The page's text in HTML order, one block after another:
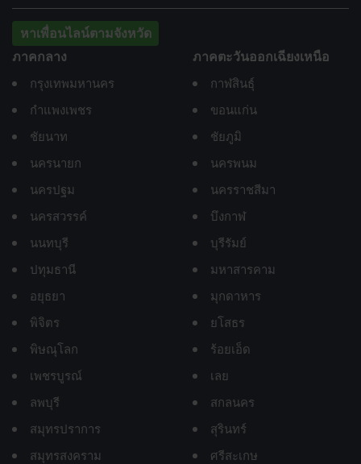
หาเพื่อนไลน์ตามจังหวัด
ภาคกลาง
กรุงเทพมหานคร
กำแพงเพชร
ชัยนาท
นครนายก
นครปฐม
นครสวรรค์
นนทบุรี
ปทุมธานี
อยุธยา
พิจิตร
พิษณุโลก
เพชรบูรณ์
ลพบุรี
สมุทรปราการ
สมุทรสงคราม
ภาคตะวันออกเฉียงเหนือ
กาฬสินธุ์
ขอนแก่น
ชัยภูมิ
นครพนม
นครราชสีมา
บึงกาฬ
บุรีรัมย์
มหาสารคาม
มุกดาหาร
ยโสธร
ร้อยเอ็ด
เลย
สกลนคร
สุรินทร์
ศรีสะเกษ